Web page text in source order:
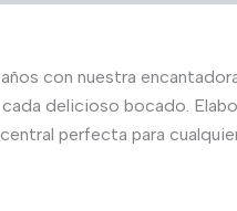
con nuestra
delicioso bocado.
perfecta para